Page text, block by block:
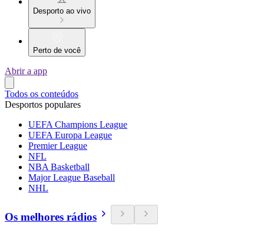
Desporto ao vivo
Perto de você
Abrir a app
Todos os conteúdos
Desportos populares
UEFA Champions League
UEFA Europa League
Premier League
NFL
NBA Basketball
Major League Baseball
NHL
Os melhores rádios